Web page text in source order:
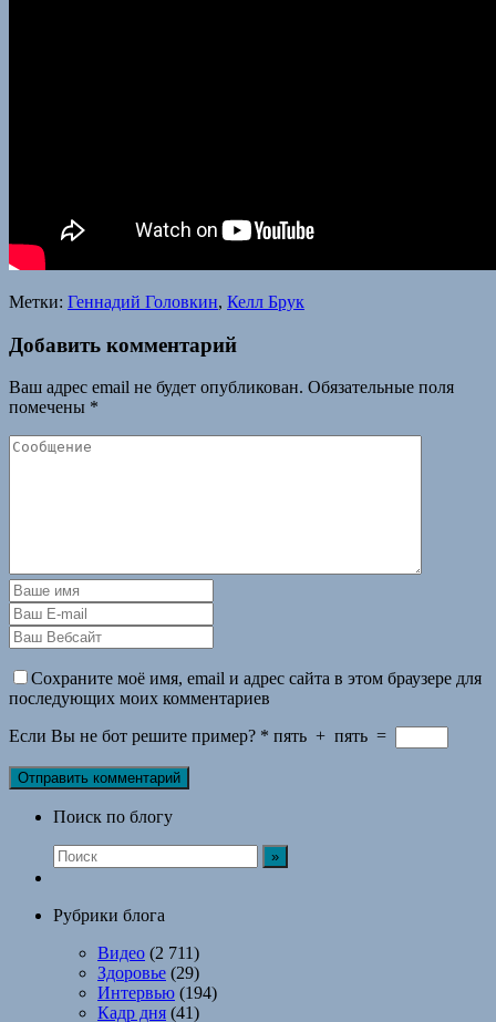
Метки: Геннадий Головкин, Келл Брук
Добавить комментарий
Ваш адрес email не будет опубликован. Обязательные поля
помечены *
Сохраните моё имя, email и адрес сайта в этом браузере для
последующих моих комментариев
Если Вы не бот решите пример? * пять + пять =
Поиск по блогу
Рубрики блога
Видео (2 711)
Здоровье (29)
Интервью (194)
Кадр дня (41)